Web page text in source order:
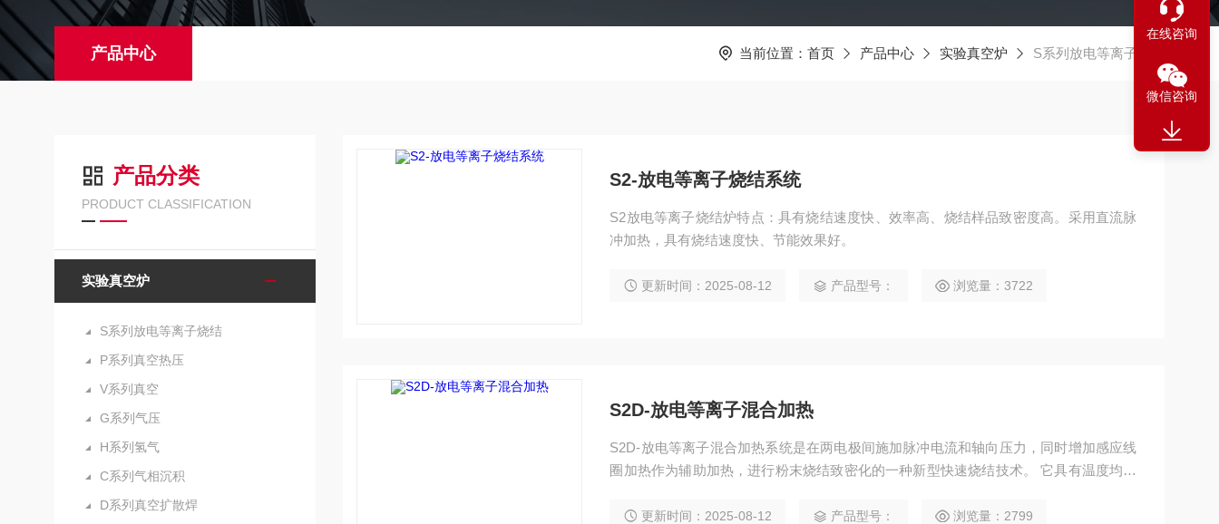
产品中心 当前位置： 首页 产品中心 实验真空炉 S系列放电等离子烧结
产品分类
PRODUCT CLASSIFICATION
实验真空炉
S系列放电等离子烧结
P系列真空热压
V系列真空
G系列气压
H系列氢气
C系列气相沉积
D系列真空扩散焊
S2-放电等离子烧结系统
S2放电等离子烧结炉特点：具有烧结速度快、效率高、烧结样品致密度高。采用直流脉
冲加热，具有烧结速度快、节能效果好。
更新时间：2025-08-12 产品型号： 浏览量：3722
S2D-放电等离子混合加热
S2D-放电等离子混合加热系统是在两电极间施加脉冲电流和轴向压力，同时增加感应线
圈加热作为辅助加热，进行粉末烧结致密化的一种新型快速烧结技术。 它具有温度均匀
更新时间：2025-08-12 产品型号： 浏览量：2799
在线咨询
微信咨询